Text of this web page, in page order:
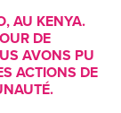
AU KENYA.
DE
AVONS PU
ACTIONS DE